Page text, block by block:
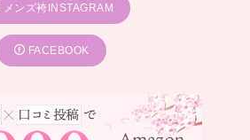
メンズ袴INSTAGRAM
FACEBOOK